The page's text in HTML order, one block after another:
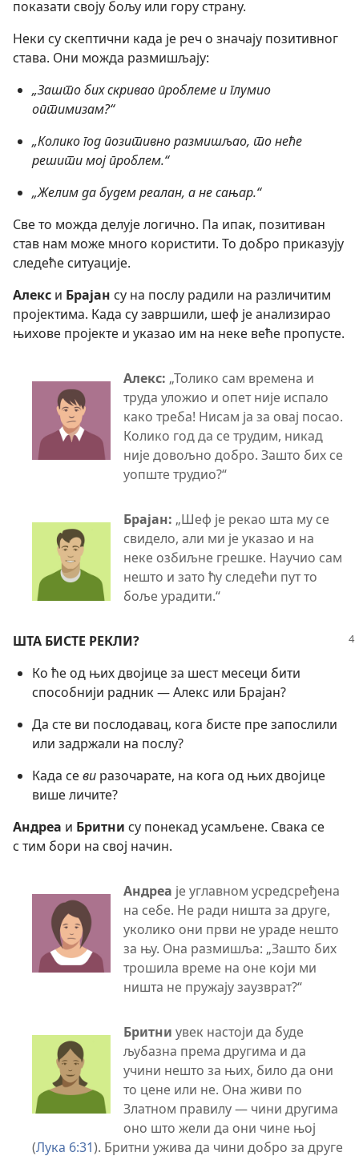
показати своју бољу или гору страну.
Неки су скептични када је реч о значају позитивног
става. Они можда размишљају:
„Зашто бих скривао проблеме и глумио
оптимизам?“
„Колико год позитивно размишљао, то неће
решити мој проблем.“
„Желим да будем реалан, а не сањар.“
Све то можда делује логично. Па ипак, позитиван
став нам може много користити. То добро приказују
следеће ситуације.
Алекс и Брајан су на послу радили на различитим
пројектима. Када су завршили, шеф је анализирао
њихове пројекте и указао им на неке веће пропусте.
Алекс: „Толико сам времена и
труда уложио и опет није испало
како треба! Нисам ја за овај посао.
Колико год да се трудим, никад
није довољно добро. Зашто бих се
уопште трудио?“
Брајан: „Шеф је рекао шта му се
свидело, али ми је указао и на
неке озбиљне грешке. Научио сам
нешто и зато ћу следећи пут то
боље урадити.“
ШТА БИСТЕ РЕКЛИ?
Ко ће од њих двојице за шест месеци бити
способнији радник — Алекс или Брајан?
Да сте ви послодавац, кога бисте пре запослили
или задржали на послу?
Када се ви разочарате, на кога од њих двојице
више личите?
Андреа и Бритни су понекад усамљене. Свака се
с тим бори на свој начин.
Андреа је углавном усредсређена
на себе. Не ради ништа за друге,
уколико они први не ураде нешто
за њу. Она размишља: „Зашто бих
трошила време на оне који ми
ништа не пружају заузврат?“
Бритни увек настоји да буде
љубазна према другима и да
учини нешто за њих, било да они
то цене или не. Она живи по
Златном правилу — чини другима
оно што жели да они чине њој
(Лука 6:31). Бритни ужива да чини добро за друге